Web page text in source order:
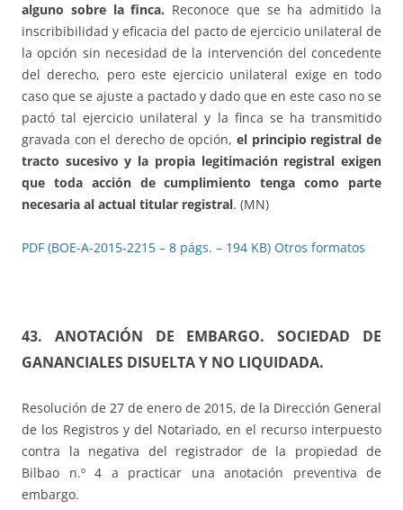
alguno sobre la finca. Reconoce que se ha admitido la
inscribibilidad y eficacia del pacto de ejercicio unilateral de
la opción sin necesidad de la intervención del concedente
del derecho, pero este ejercicio unilateral exige en todo
caso que se ajuste a pactado y dado que en este caso no se
pactó tal ejercicio unilateral y la finca se ha transmitido
gravada con el derecho de opción, el principio registral de
tracto sucesivo y la propia legitimación registral exigen
que toda acción de cumplimiento tenga como parte
necesaria al actual titular registral. (MN)
PDF (BOE-A-2015-2215 – 8 págs. – 194 KB) Otros formatos
43. ANOTACIÓN DE EMBARGO. SOCIEDAD DE
GANANCIALES DISUELTA Y NO LIQUIDADA.
Resolución de 27 de enero de 2015, de la Dirección General
de los Registros y del Notariado, en el recurso interpuesto
contra la negativa del registrador de la propiedad de
Bilbao n.º 4 a practicar una anotación preventiva de
embargo.